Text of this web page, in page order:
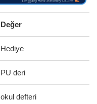
Değer
Hediye
PU deri
okul defteri